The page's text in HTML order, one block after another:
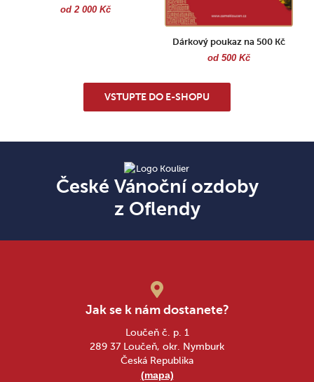
od 2 000 Kč
Dárkový poukaz na 500 Kč
od 500 Kč
VSTUPTE DO E-SHOPU
České Vánoční ozdoby
z Oflendy
Jak se k nám dostanete?
Loučeň č. p. 1
289 37 Loučeň, okr. Nymburk
Česká Republika
(mapa)